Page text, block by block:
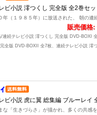
ビ小説 澪つくし 完全版 全2巻セッ
年（１９８５年）に放送された、 朝の連
販売価格:
/連続テレビ小説 澪つくし 完全版 DVD-BOXI
全版 DVD-BOXII 全7枚、連続テレビ小説 澪
ビ小説 虎に翼 総集編 ブルーレイ
な「生きづらさ」が描かれ、多くの共感を